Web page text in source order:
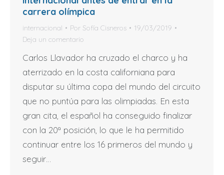
carrera olímpica
internacional Por Sofía Cisneros
19/03/2019
Deja un comentario
Carlos Llavador ha cruzado el charco y ha
aterrizado en la costa californiana para
disputar su última copa del mundo del circuito
que no puntúa para las olimpiadas. En esta
gran cita, el español ha conseguido finalizar
con la 20ª posición, lo que le ha permitido
continuar entre los 16 primeros del mundo y
seguir…